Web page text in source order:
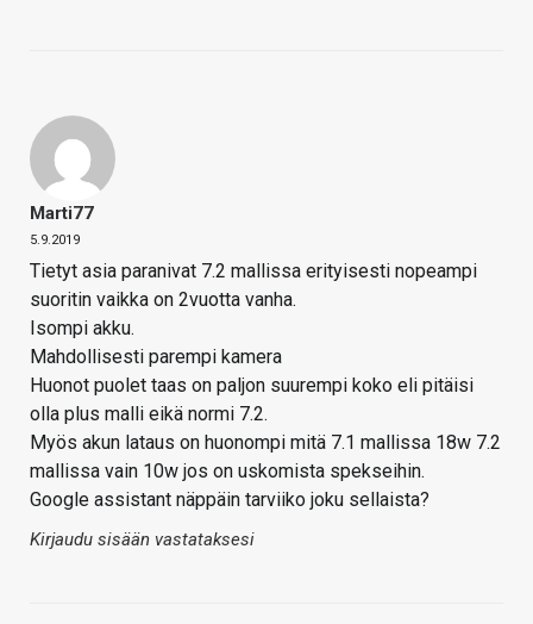
Marti77
5.9.2019
Tietyt asia paranivat 7.2 mallissa erityisesti nopeampi
suoritin vaikka on 2vuotta vanha.
Isompi akku.
Mahdollisesti parempi kamera
Huonot puolet taas on paljon suurempi koko eli pitäisi
olla plus malli eikä normi 7.2.
Myös akun lataus on huonompi mitä 7.1 mallissa 18w 7.2
mallissa vain 10w jos on uskomista spekseihin.
Google assistant näppäin tarviiko joku sellaista?
Kirjaudu sisään vastataksesi